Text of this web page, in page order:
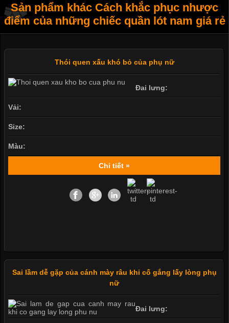
Sản phẩm khác Cách khắc phục nhược
điểm của những chiếc quần lót nam giá rẻ
Thói quen xấu khó bỏ của phụ nữ
Đai lưng:
Vải:
Size:
Màu:
Chi tiết »
Sai lầm dễ gặp của cánh mày râu khi cố gắng lấy lòng phụ
nữ
Đai lưng: